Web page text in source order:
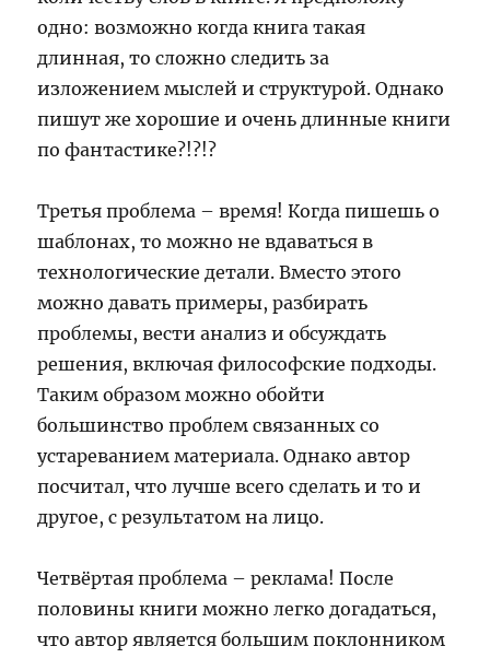
одно: возможно когда книга такая
длинная, то сложно следить за
изложением мыслей и структурой. Однако
пишут же хорошие и очень длинные книги
по фантастике?!?!?
Третья проблема – время! Когда пишешь о
шаблонах, то можно не вдаваться в
технологические детали. Вместо этого
можно давать примеры, разбирать
проблемы, вести анализ и обсуждать
решения, включая философские подходы.
Таким образом можно обойти
большинство проблем связанных со
устареванием материала. Однако автор
посчитал, что лучше всего сделать и то и
другое, с результатом на лицо.
Четвёртая проблема – реклама! После
половины книги можно легко догадаться,
что автор является большим поклонником